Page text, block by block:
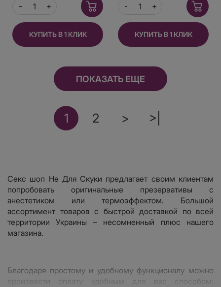
КУПИТЬ В 1 КЛИК
эффектом
КУПИТЬ В 1 КЛИК
ПОКАЗАТЬ ЕЩЕ
1 2 > >|
Секс шоп Не Для Скуки предлагает своим клиентам
попробовать оригинальные презервативы с
анестетиком или термоэффектом. Большой
ассортимент товаров с быстрой доставкой по всей
территории Украины – несомненный плюс нашего
магазина.
Благодаря простому и удобному функционалу можно
произвести оплату удобным для вас способом: